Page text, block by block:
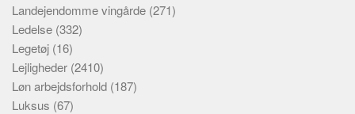
Landejendomme vingårde (271)
Ledelse (332)
Legetøj (16)
Lejligheder (2410)
Løn arbejdsforhold (187)
Luksus (67)